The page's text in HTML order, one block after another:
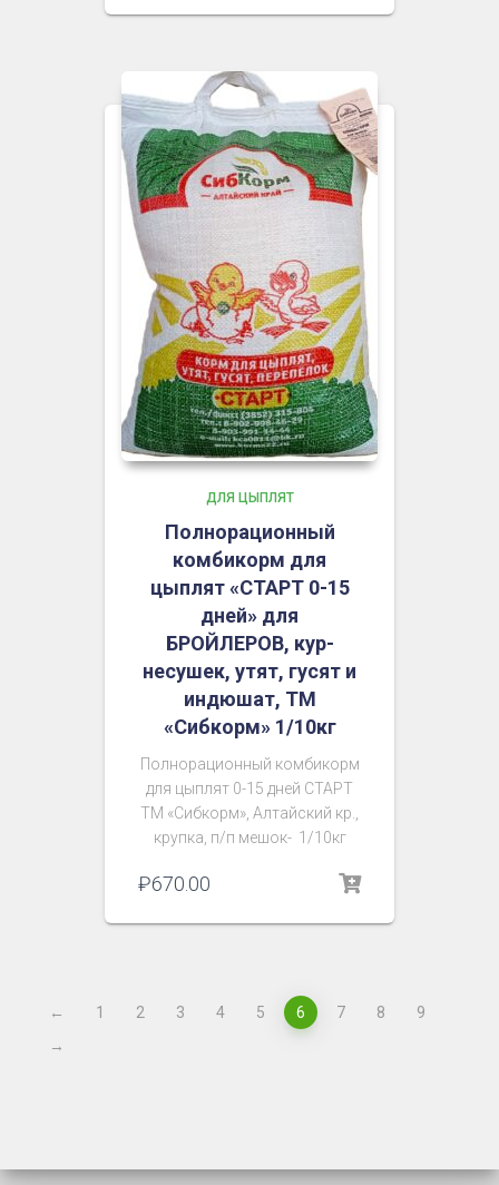
ДЛЯ ЦЫПЛЯТ
Полнорационный
комбикорм для
цыплят «СТАРТ 0-15
дней» для
БРОЙЛЕРОВ, кур-
несушек, утят, гусят и
индюшат, ТМ
«Сибкорм» 1/10кг
Полнорационный комбикорм
для цыплят 0-15 дней СТАРТ
ТМ «Сибкорм», Алтайский кр.,
крупка, п/п мешок- 1/10кг
₽670.00
← 1 2 3 4 5 6 7 8
9
→